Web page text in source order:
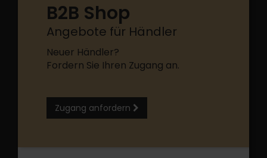
B2B Shop
Angebote für Händler
Neuer Händler?
Fordern Sie Ihren Zugang an.
Zugang anfordern